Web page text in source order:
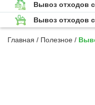
Вывоз отходов
Вывоз отходов
Главная / Полезное /